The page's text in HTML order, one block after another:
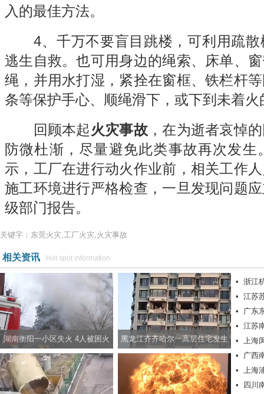
入的最佳方法。
4、千万不要盲目跳楼，可利用疏散
逃生自救。也可用身边的绳索、床单、
绳，并用水打湿，紧拴在窗框、铁栏杆
条等保护手心、顺绳滑下，或下到未着
回顾本起火灾事故，在为逝者哀悼
防微杜渐，尽量避免此类事故再次发生
示，工厂在进行动火作业前，相关工作
施工环境进行严格检查，一旦发现问题
级部门报告。
关键字：东莞火灾,工厂火灾,火灾事故
相关资讯 Hot spot information
湖南衡阳一小区失火 4人被困火
场
黑龙江齐齐哈尔一高层住宅发生
爆炸 致3人受伤
• 浙江
• 江苏
• 广东
• 江苏
• 上海
• 广西
• 上海
• 四川